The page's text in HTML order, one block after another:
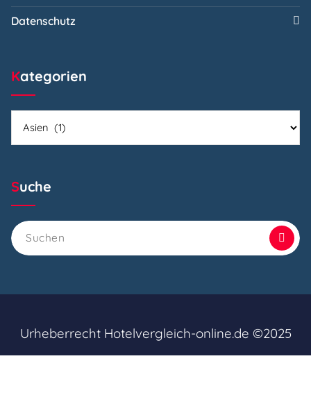
Datenschutz
Kategorien
Suche
Suchen
nach:
Urheberrecht Hotelvergleich-online.de ©2025